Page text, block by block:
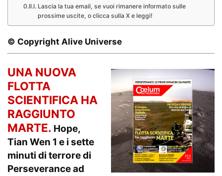
Lascia la tua email, se vuoi rimanere informato sulle
prossime uscite, o clicca sulla X e leggi!
© Copyright Alive Universe
UNA NUOVA
FLOTTA
SCIENTIFICA HA
RAGGIUNTO
MARTE. Hope,
Tian Wen 1 e i sette
minuti di terrore di
Perseverance ad